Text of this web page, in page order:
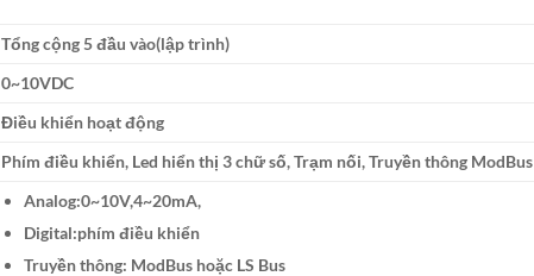
Tổng cộng 5 đầu vào(lập trình)
0~10VDC
Điều khiển hoạt động
Phím điều khiển, Led hiển thị 3 chữ số, Trạm nối, Truyền thông ModBus
Analog:0~10V,4~20mA,
Digital:phím điều khiển
Truyền thông: ModBus hoặc LS Bus